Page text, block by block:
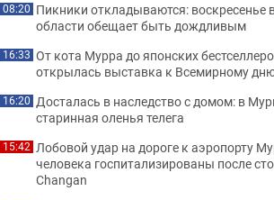
08:20 Пикники откладываются: воскресенье
области обещает быть дождливым
16:33 От кота Мурра до японских
открылась выставка к Всемирному
16:20 Досталась в наследство с домом: в
старинная оленья телега
15:42 Лобовой удар на дороге к аэропорту
человека госпитализированы после
Changan